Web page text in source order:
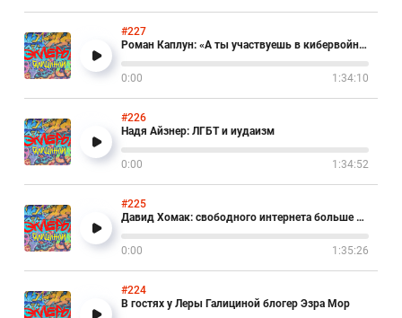
#227
Роман Каплун: «А ты участвуешь в кибервойне?»
0:00 1:34:10
#226
Надя Айзнер: ЛГБТ и иудаизм
0:00 1:34:52
#225
Давид Хомак: свободного интернета больше нет!
0:00 1:35:26
#224
В гостях у Леры Галициной блогер Эзра Мор